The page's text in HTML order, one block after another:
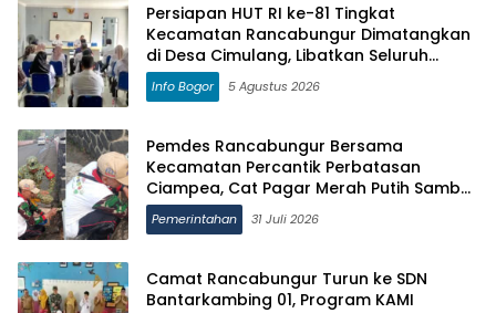
Persiapan HUT RI ke-81 Tingkat
Kecamatan Rancabungur Dimatangkan
di Desa Cimulang, Libatkan Seluruh
Elemen Masyarakat
Info Bogor 5 Agustus 2026
Pemdes Rancabungur Bersama
Kecamatan Percantik Perbatasan
Ciampea, Cat Pagar Merah Putih Sambut
HUT RI ke-81
Pemerintahan 31 Juli 2026
Camat Rancabungur Turun ke SDN
Bantarkambing 01, Program KAMI